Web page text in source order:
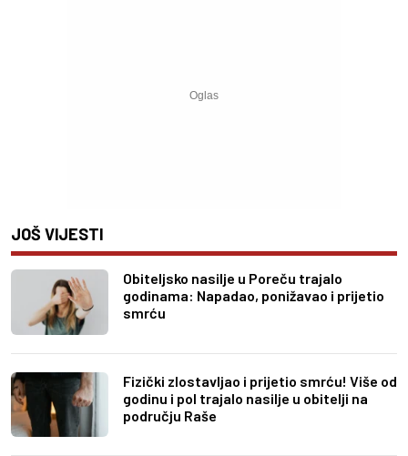
JOŠ VIJESTI
Obiteljsko nasilje u Poreču trajalo
godinama: Napadao, ponižavao i prijetio
smrću
Fizički zlostavljao i prijetio smrću! Više od
godinu i pol trajalo nasilje u obitelji na
području Raše